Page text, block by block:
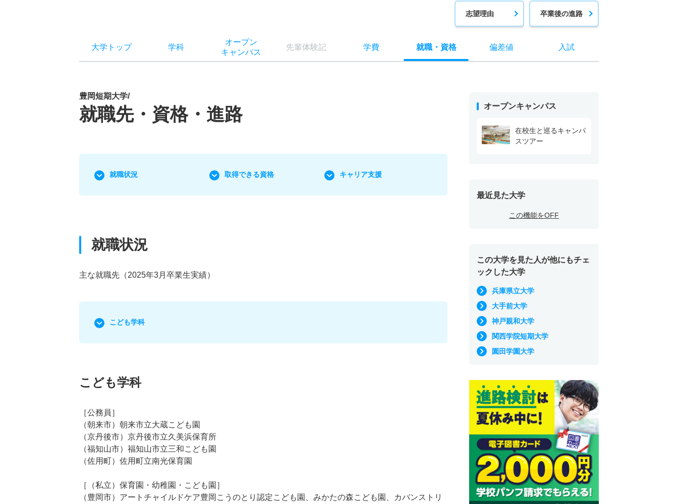
志望理由 卒業後の進路
大学トップ 学科
オープン
キャンパス
先輩体験記 学費 就職・ 資格 偏差値 入試
豊岡短期大学/
就職先・資格・進路
就職状況 取得できる資格 キャリア支援
就職状況
主な就職先（2025年3月卒業生実績）
こども学科
こども学科
［公務員］
（朝来市）朝来市立大蔵こども園
（京丹後市）京丹後市立久美浜保育所
（福知山市）福知山市立三和こども園
（佐用町）佐用町立南光保育園
［（私立）保育園・幼稚園・こども園］
（豊岡市）アートチャイルドケア豊岡こうのとり認定こども園、みかたの森こども園、カバンストリ
オープンキャンパス
在校生と巡るキャンパ
スツアー
最近見た大学
この機能をOFF
この大学を見た人が他にもチェ
ックした大学
兵庫県立大学
大手前大学
神戸親和大学
関西学院短期大学
園田学園大学